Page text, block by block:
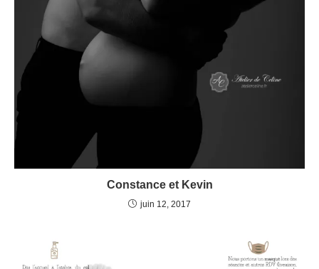
Constance et Kevin
juin 12, 2017